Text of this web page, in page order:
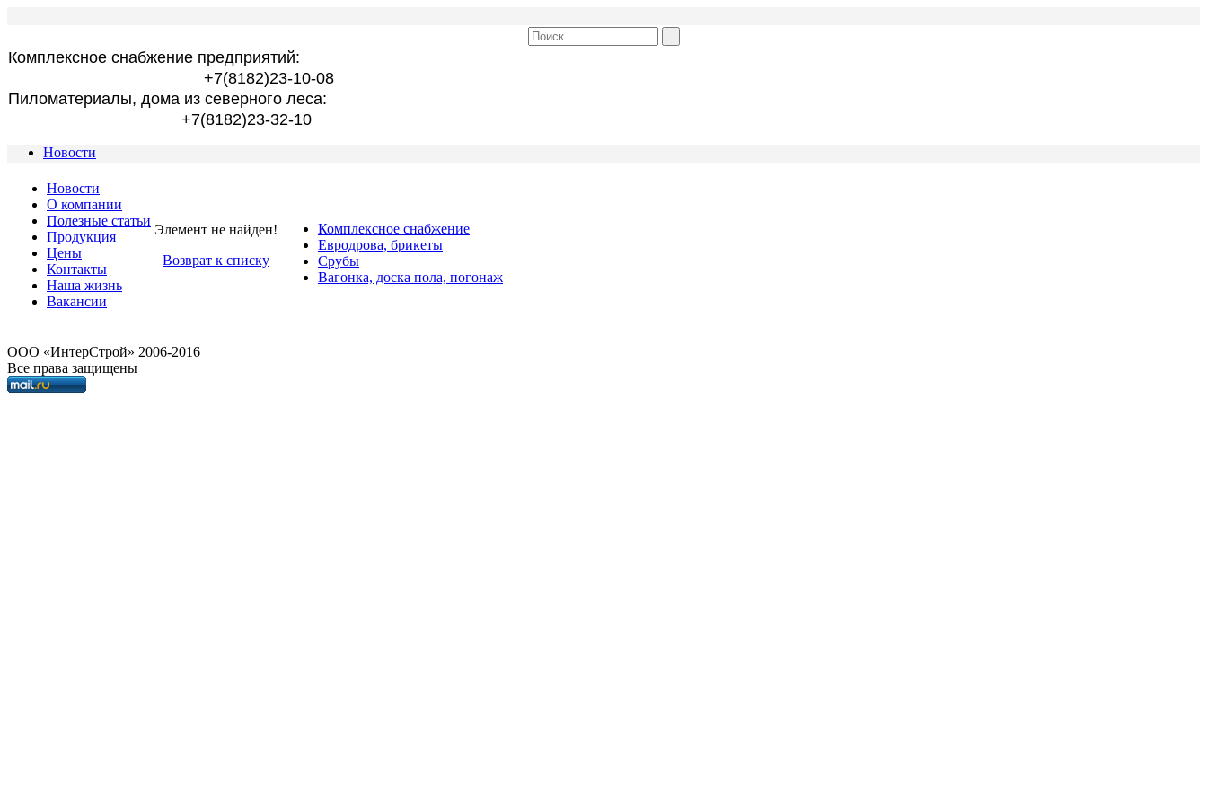
Комплексное снабжение предприятий:
+7(8182)23-10-08
Пиломатериалы, дома из северного леса:
+7(8182)23-32-10
Новости
Новости
О компании
Полезные статьи
Продукция
Цены
Контакты
Наша жизнь
Вакансии
Элемент не найден!
Возврат к списку
Комплексное снабжение
Евродрова, брикеты
Срубы
Вагонка, доска пола, погонаж
OOO «ИнтерСтрой» 2006-2016
Все права защищены